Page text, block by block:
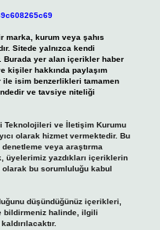
marka, kurum veya şahıs
Sitede yalnızca kendi
Burada yer alan içerikler haber
kişiler hakkında paylaşım
ile isim benzerlikleri tamamen
ve tavsiye niteliği
Teknolojileri ve İletişim Kurumu
olarak hizmet vermektedir. Bu
veya araştırma
üyelerimiz yazdıkları içeriklerin
bu sorumluluğu kabul
düşündüğünüz içerikleri,
bildirmeniz halinde, ilgili